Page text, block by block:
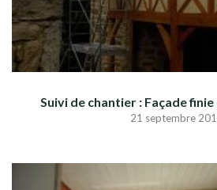
Suivi de chantier : Façade finie
21 septembre